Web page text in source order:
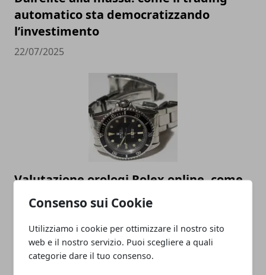
Consenso sui Cookie
Utilizziamo i cookie per ottimizzare il nostro sito
web e il nostro servizio. Puoi scegliere a quali
categorie dare il tuo consenso.
automatico sta democratizzando
l’investimento
22/07/2025
Valutazione orologi Rolex online, come
scegliere il miglior compro Rolex online